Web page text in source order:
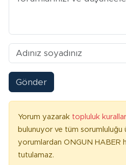
Gönder
Yorum yazarak topluluk
bulunuyor ve tüm sorumluluğu
yorumlardan ONGUN HABER
tutulamaz.